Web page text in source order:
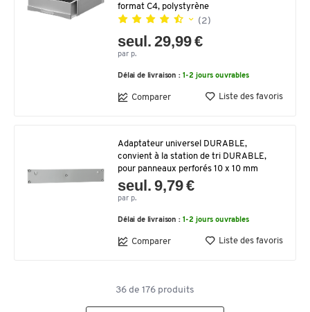
format C4, polystyrène
(2)
seul. 29,99 €
par p.
Délai de livraison : 1-2 jours ouvrables
Comparer Liste des favoris
Adaptateur universel DURABLE,
convient à la station de tri DURABLE,
pour panneaux perforés 10 x 10 mm
seul. 9,79 €
par p.
Délai de livraison : 1-2 jours ouvrables
Comparer Liste des favoris
36 de 176 produits